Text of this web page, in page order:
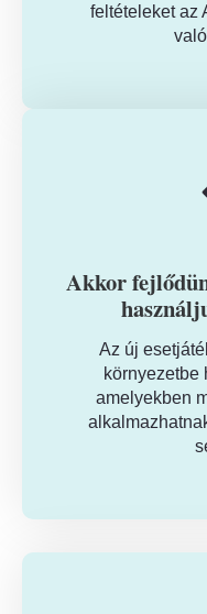
feltételeket az
Akkor
Az új
környezetbe
amelyekben